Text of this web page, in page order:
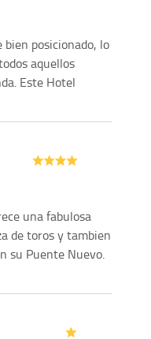
posicionado, lo
aquellos
Este Hotel
una fabulosa
de toros y tambien
su Puente Nuevo.